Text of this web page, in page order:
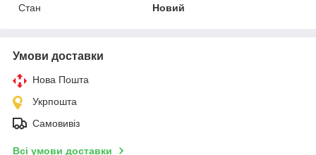
Стан
Новий
Умови доставки
Нова Пошта
Укрпошта
Самовивіз
Всі умови доставки